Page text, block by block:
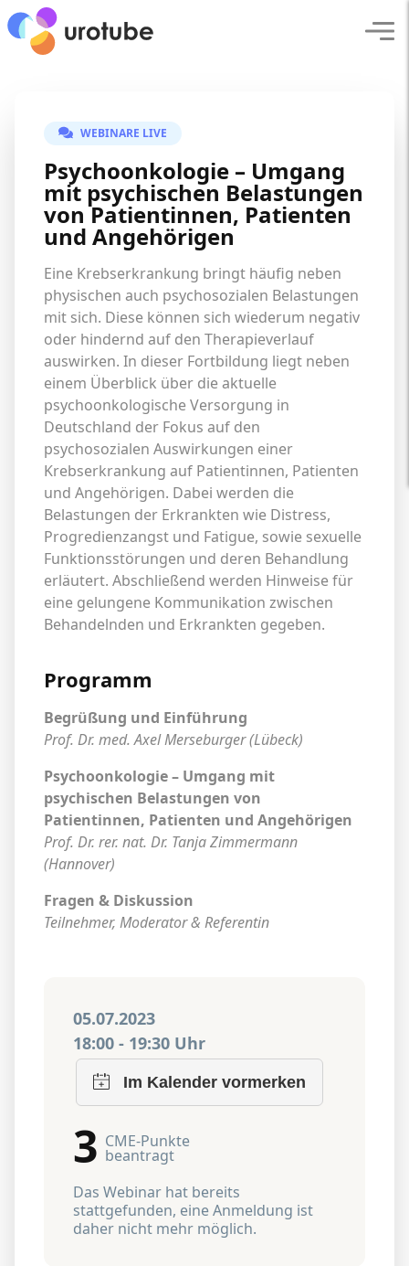
Click here to go back to frontpage
WEBINARE LIVE
Psychoonkologie – Umgang
mit psychischen Belastungen
von Patientinnen, Patienten
und Angehörigen
Eine Krebserkrankung bringt häufig neben
physischen auch psychosozialen Belastungen
mit sich. Diese können sich wiederum negativ
oder hindernd auf den Therapieverlauf
auswirken. In dieser Fortbildung liegt neben
einem Überblick über die aktuelle
psychoonkologische Versorgung in
Deutschland der Fokus auf den
psychosozialen Auswirkungen einer
Krebserkrankung auf Patientinnen, Patienten
und Angehörigen. Dabei werden die
Belastungen der Erkrankten wie Distress,
Progredienzangst und Fatigue, sowie sexuelle
Funktionsstörungen und deren Behandlung
erläutert. Abschließend werden Hinweise für
eine gelungene Kommunikation zwischen
Behandelnden und Erkrankten gegeben.
Programm
Begrüßung und Einführung
Prof. Dr. med. Axel Merseburger (Lübeck)
Psychoonkologie – Umgang mit
psychischen Belastungen von
Patientinnen, Patienten und Angehörigen
Prof. Dr. rer. nat. Dr. Tanja Zimmermann
(Hannover)
Fragen & Diskussion
Teilnehmer, Moderator & Referentin
05.07.2023
18:00 - 19:30 Uhr
3 CME-Punkte
beantragt
Das Webinar hat bereits
stattgefunden, eine Anmeldung ist
daher nicht mehr möglich.